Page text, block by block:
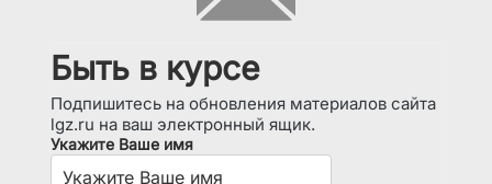
Быть в курсе
Подпишитесь на обновления материалов сайта
lgz.ru на ваш электронный ящик.
Укажите Ваше имя